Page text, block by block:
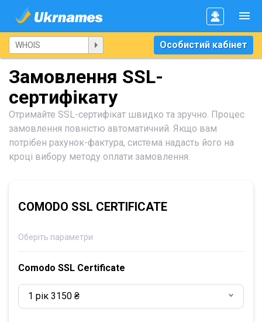
Особистий кабінет
Замовлення SSL-
сертифікату
Отримайте SSL-сертифікат швидко та зручно. Процес
замовлення повністю автоматичний. Якщо вам
потрібен рахунок-фактура, система надасть його на
кроці вибору методу оплати замовлення.
COMODO SSL CERTIFICATE
Оберіть параметри
Comodo SSL Certificate
1 рік 3150 ₴